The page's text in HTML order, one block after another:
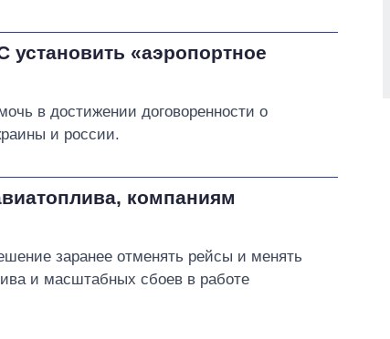
«аэропортное
в достижении договоренности о
и россии.
компаниям
заранее отменять рейсы и менять
и масштабных сбоев в работе
провести совещание
относительно механизмов